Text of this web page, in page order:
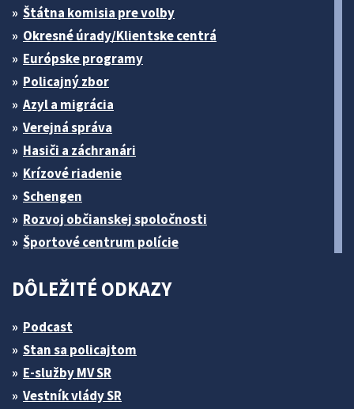
Štátna komisia pre volby
Okresné úrady/Klientske centrá
Európske programy
Policajný zbor
Azyl a migrácia
Verejná správa
Hasiči a záchranári
Krízové riadenie
Schengen
Rozvoj občianskej spoločnosti
Športové centrum polície
DÔLEŽITÉ ODKAZY
Podcast
Stan sa policajtom
E-služby MV SR
Vestník vlády SR